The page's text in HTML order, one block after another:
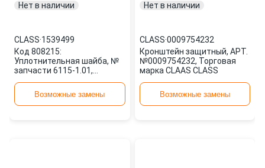
Нет в наличии
CLASS·1539499
Код 808215:
Уплотнительная шайба, №
запчасти 6115-1.01,
1539499 CLASS
Возможные замены
Нет в наличии
CLASS·0009754232
Кронштейн защитный, АРТ.
№0009754232, Торговая
марка CLAAS CLASS
Возможные замены